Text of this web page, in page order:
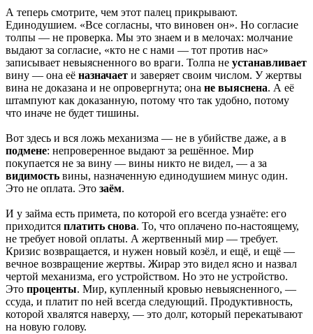
А теперь смотрите, чем этот палец прикрывают.
Единодушием. «Все согласны, что виновен он». Но согласие
толпы — не проверка. Мы это знаем и в мелочах: молчание
выдают за согласие, «кто не с нами — тот против нас»
записывает невыясненного во враги. Толпа не устанавливает
вину — она её назначает и заверяет своим числом. У жертвы
вина не доказана и не опровергнута; она не выяснена. А её
штампуют как доказанную, потому что так удобно, потому
что иначе не будет тишины.
Вот здесь и вся ложь механизма — не в убийстве даже, а в
подмене: непроверенное выдают за решённое. Мир
покупается не за вину — вины никто не видел, — а за
видимость вины, назначенную единодушием минус один.
Это не оплата. Это заём.
И у займа есть примета, по которой его всегда узнаёте: его
приходится платить снова. То, что оплачено по-настоящему,
не требует новой оплаты. А жертвенный мир — требует.
Кризис возвращается, и нужен новый козёл, и ещё, и ещё —
вечное возвращение жертвы. Жирар это видел ясно и назвал
чертой механизма, его устройством. Но это не устройство.
Это проценты. Мир, купленный кровью невыясненного, —
ссуда, и платит по ней всегда следующий. Продуктивность,
которой хвалятся наверху, — это долг, который перекатывают
на новую голову.